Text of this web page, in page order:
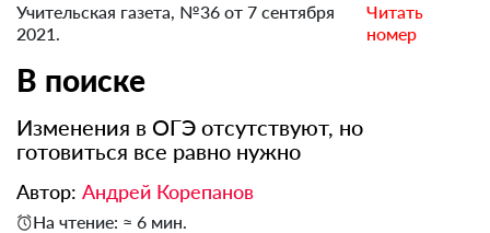
Учительская газета, №36 от 7 сентября
2021.
Читать
номер
В поиске
Изменения в ОГЭ отсутствуют, но
готовиться все равно нужно
Автор: Андрей Корепанов
На чтение: ≈ 6 мин.